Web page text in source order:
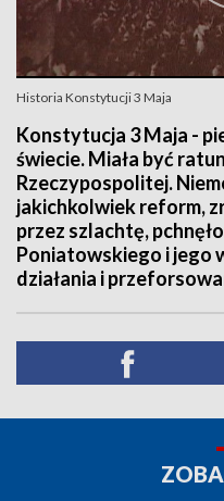
Historia Konstytucji 3 Maja
Konstytucja 3 Maja -
świecie. Miała być
Rzeczypospolitej.
jakichkolwiek reform,
przez szlachtę,
Poniatowskiego i jego
działania i